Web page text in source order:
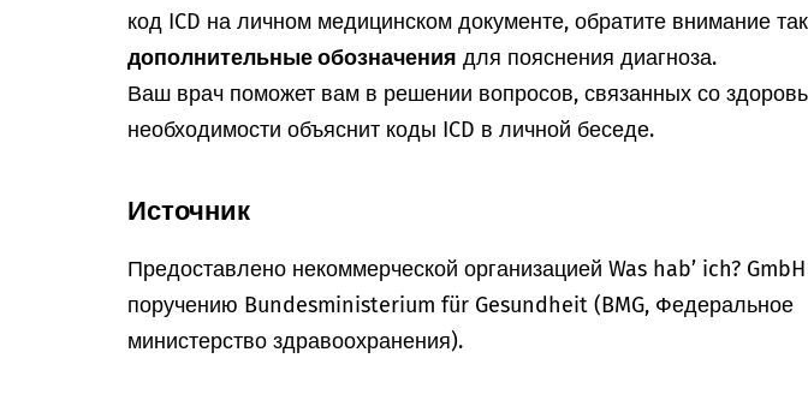
код ICD на личном медицинском документе, обратите внимание
дополнительные обозначения для пояснения диагноза.
Ваш врач поможет вам в решении вопросов, связанных со
необходимости объяснит коды ICD в личной беседе.
Источник
Предоставлено некоммерческой организацией Was hab’ ich?
поручению Bundesministerium für Gesundheit (BMG, Федеральное
министерство здравоохранения).